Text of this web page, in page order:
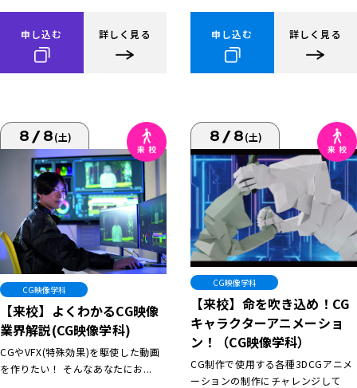
申し込む 詳しく見る 申し込む 詳しく見る
8/8(土)
CG映像学科
【来校】よくわかるCG映像
業界解説(CG映像学科)
CGやVFX(特殊効果)を駆使した動画
を作りたい！ そんなあなたにお...
8/8(土)
CG映像学科
【来校】命を吹き込め！CG
キャラクターアニメーショ
ン！（CG映像学科）
CG制作で使用する各種3DCGアニメ
ーションの制作にチャレンジして